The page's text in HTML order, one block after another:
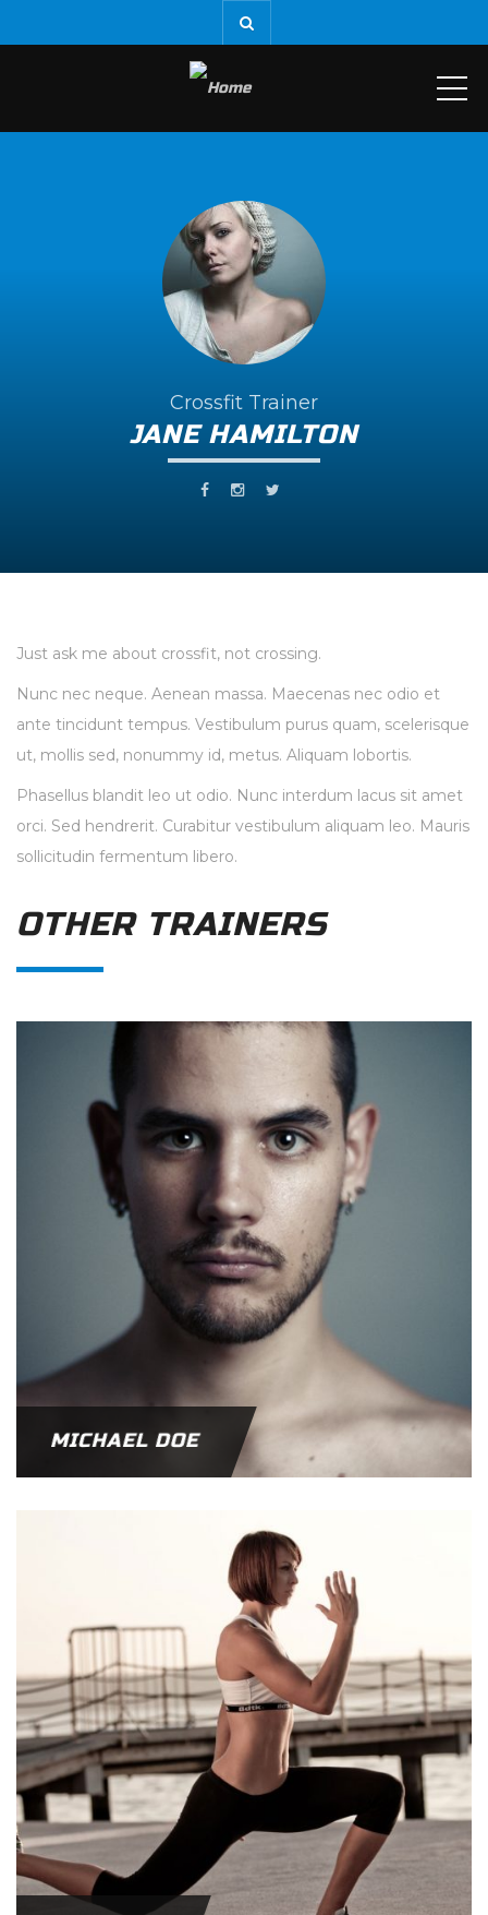
Crossfit Trainer
JANE HAMILTON
Just ask me about crossfit, not crossing.
Nunc nec neque. Aenean massa. Maecenas nec odio et
ante tincidunt tempus. Vestibulum purus quam, scelerisque
ut, mollis sed, nonummy id, metus. Aliquam lobortis.
Phasellus blandit leo ut odio. Nunc interdum lacus sit amet
orci. Sed hendrerit. Curabitur vestibulum aliquam leo. Mauris
sollicitudin fermentum libero.
OTHER TRAINERS
MICHAEL DOE